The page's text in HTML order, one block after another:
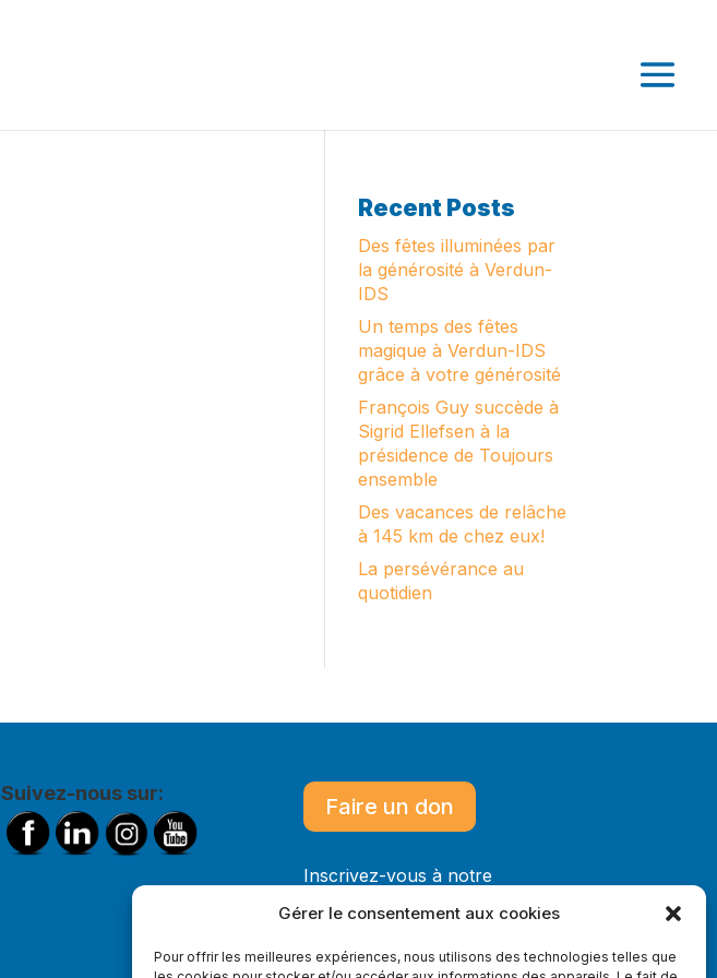
Gérer le consentement aux cookies
Pour offrir les meilleures expériences, nous utilisons des technologies telles que
Recent Posts
Des fêtes illuminées par
la générosité à Verdun-
IDS
Un temps des fêtes
magique à Verdun-IDS
grâce à votre générosité
François Guy succède à
Sigrid Ellefsen à la
présidence de Toujours
ensemble
Des vacances de relâche
à 145 km de chez eux!
La persévérance au
quotidien
Suivez-nous sur:
Faire un don
Inscrivez-vous à notre